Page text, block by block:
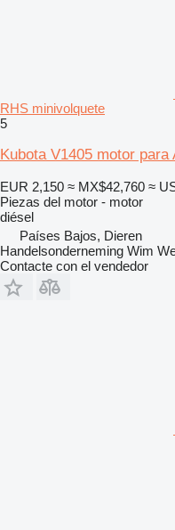
RHS minivolquete
5
Kubota V1405 motor
EUR 2,150 ≈ MX$42,760 ≈
Piezas del motor - motor
diésel
Países Bajos, Dieren
Handelsonderneming Wim
Contacte con el vendedor